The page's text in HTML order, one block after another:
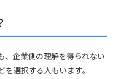
、企業側の理解を得られない
選択する人もいます。